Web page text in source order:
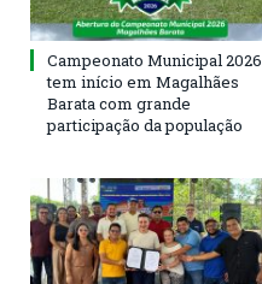
Campeonato Municipal 2026
tem início em Magalhães
Barata com grande
participação da população